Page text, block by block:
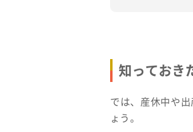
知っておき
では、産休中や
ょう。